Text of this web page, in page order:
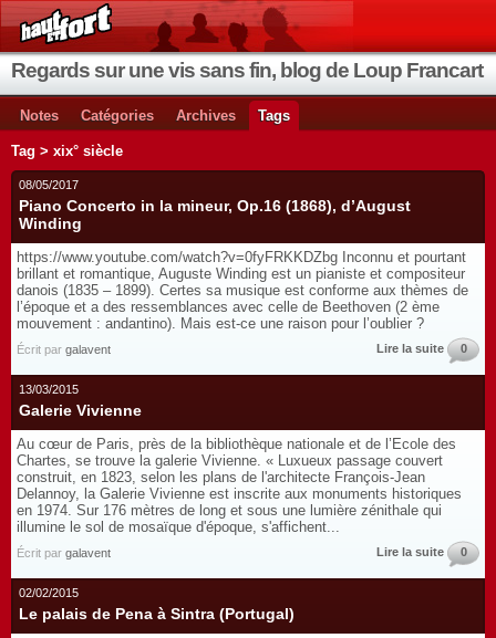
Regards sur une vis sans fin, blog de Loup Francart
Notes Catégories Archives Tags
Tag > xix° siècle
08/05/2017
Piano Concerto in la mineur, Op.16 (1868), d’August
Winding
https://www.youtube.com/watch?v=0fyFRKKDZbg Inconnu et pourtant
brillant et romantique, Auguste Winding est un pianiste et compositeur
danois (1835 – 1899). Certes sa musique est conforme aux thèmes de
l’époque et a des ressemblances avec celle de Beethoven (2 ème
mouvement : andantino). Mais est-ce une raison pour l’oublier ?
Écrit par galavent Lire la suite 0
13/03/2015
Galerie Vivienne
Au cœur de Paris, près de la bibliothèque nationale et de l’Ecole des
Chartes, se trouve la galerie Vivienne. « Luxueux passage couvert
construit, en 1823, selon les plans de l'architecte François-Jean
Delannoy, la Galerie Vivienne est inscrite aux monuments historiques
en 1974. Sur 176 mètres de long et sous une lumière zénithale qui
illumine le sol de mosaïque d'époque, s'affichent...
Écrit par galavent Lire la suite 0
02/02/2015
Le palais de Pena à Sintra (Portugal)